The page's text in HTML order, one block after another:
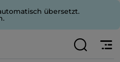
übersetzt.